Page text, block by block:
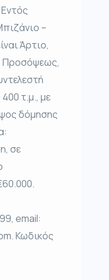
–
Άρτιο,
Προσόψεως,
τ.μ., με
δόμησης
σε
email:
Κωδικός